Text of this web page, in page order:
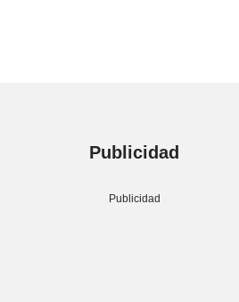
Publicidad
Publicidad